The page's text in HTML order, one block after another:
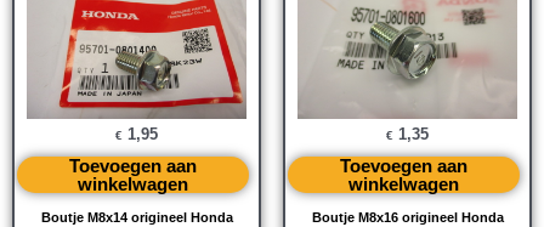
Boutje M8x14 origineel Honda
€ 1,95
Toevoegen aan
winkelwagen
Boutje M8x16 origineel Honda
€ 1,35
Toevoegen aan
winkelwagen